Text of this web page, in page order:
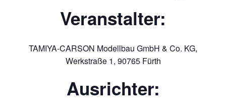
Veranstalter:
TAMIYA-CARSON Modellbau GmbH & Co. KG,
Werkstraße 1, 90765 Fürth
Ausrichter: